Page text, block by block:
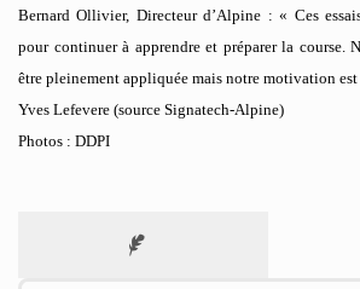
Bernard Ollivier, Directeur d’Alpine : « Ces
pour continuer à apprendre et préparer la course.
être pleinement appliquée mais notre motivation
Yves Lefevere (source Signatech-Alpine)
Photos : DDPI